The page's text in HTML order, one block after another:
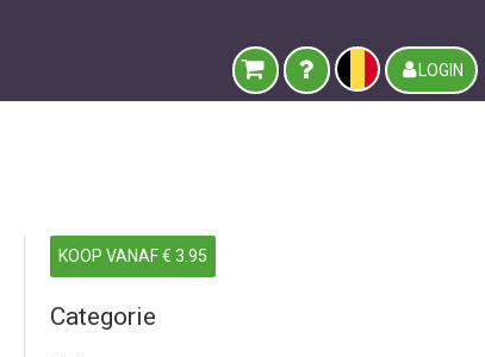
LOGIN
KOOP VANAF € 3.95
Categorie